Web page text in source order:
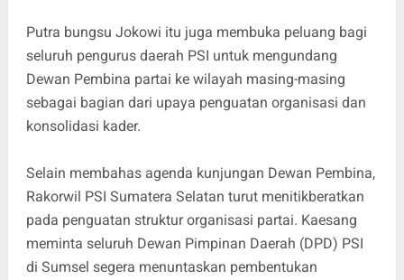
Putra bungsu Jokowi itu juga membuka peluang bagi
seluruh pengurus daerah PSI untuk mengundang
Dewan Pembina partai ke wilayah masing-masing
sebagai bagian dari upaya penguatan organisasi dan
konsolidasi kader.
Selain membahas agenda kunjungan Dewan Pembina,
Rakorwil PSI Sumatera Selatan turut menitikberatkan
pada penguatan struktur organisasi partai. Kaesang
meminta seluruh Dewan Pimpinan Daerah (DPD) PSI
di Sumsel segera menuntaskan pembentukan